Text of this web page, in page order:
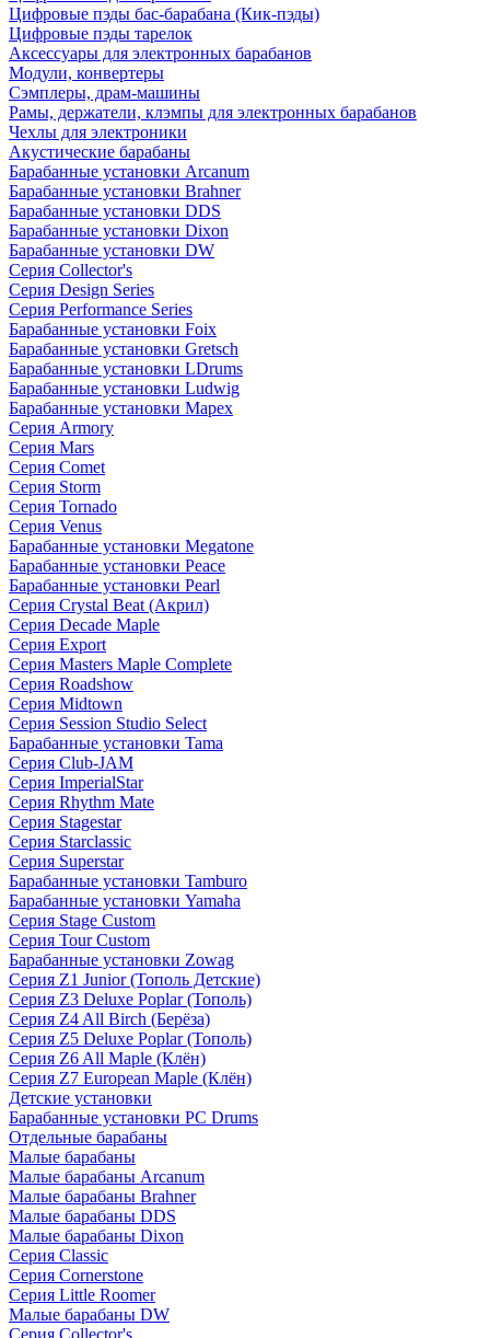
Цифровые пэды бас-барабана (Кик-пэды)
Цифровые пэды тарелок
Аксессуары для электронных барабанов
Модули, конвертеры
Сэмплеры, драм-машины
Рамы, держатели, клэмпы для электронных барабанов
Чехлы для электроники
Акустические барабаны
Барабанные установки Arcanum
Барабанные установки Brahner
Барабанные установки DDS
Барабанные установки Dixon
Барабанные установки DW
Серия Collector's
Серия Design Series
Серия Performance Series
Барабанные установки Foix
Барабанные установки Gretsch
Барабанные установки LDrums
Барабанные установки Ludwig
Барабанные установки Mapex
Серия Armory
Серия Mars
Серия Comet
Серия Storm
Серия Tornado
Серия Venus
Барабанные установки Megatone
Барабанные установки Peace
Барабанные установки Pearl
Серия Crystal Beat (Акрил)
Серия Decade Maple
Серия Export
Серия Masters Maple Complete
Серия Roadshow
Серия Midtown
Серия Session Studio Select
Барабанные установки Tama
Серия Club-JAM
Серия ImperialStar
Серия Rhythm Mate
Серия Stagestar
Серия Starclassic
Серия Superstar
Барабанные установки Tamburo
Барабанные установки Yamaha
Серия Stage Custom
Серия Tour Custom
Барабанные установки Zowag
Серия Z1 Junior (Тополь Детские)
Серия Z3 Deluxe Poplar (Тополь)
Серия Z4 All Birch (Берёза)
Серия Z5 Deluxe Poplar (Тополь)
Серия Z6 All Maple (Клён)
Серия Z7 European Maple (Клён)
Детские установки
Барабанные установки PC Drums
Отдельные барабаны
Малые барабаны
Малые барабаны Arcanum
Малые барабаны Brahner
Малые барабаны DDS
Малые барабаны Dixon
Серия Classic
Серия Cornerstone
Серия Little Roomer
Малые барабаны DW
Серия Collector's